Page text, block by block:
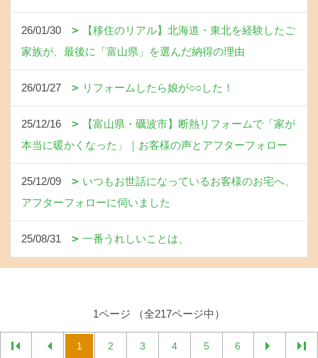
26/01/30
【移住のリアル】北海道・東北を経験したご
家族が、最後に「富山県」を選んだ納得の理由
26/01/27 リフォームしたら娘が○○した！
25/12/16
【富山県・礪波市】断熱リフォームで「家が
本当に暖かくなった」｜お客様の声とアフターフォロー
25/12/09
いつもお世話になっているお客様のお宅へ、
アフターフォローに伺いました
25/08/31 一番うれしいことは、
1ページ （全217ページ中）
1 2 3 4 5 6